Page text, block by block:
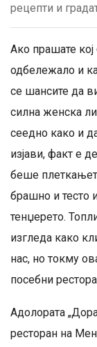
рецепти и
Ако прашате
одбележало и
се шансите да
силна женска
сеедно како и
изјави, факт е
беше
брашно и тесто
тенџерето.
изгледа како
нас, но токму
посебни
Адолората
ресторан на